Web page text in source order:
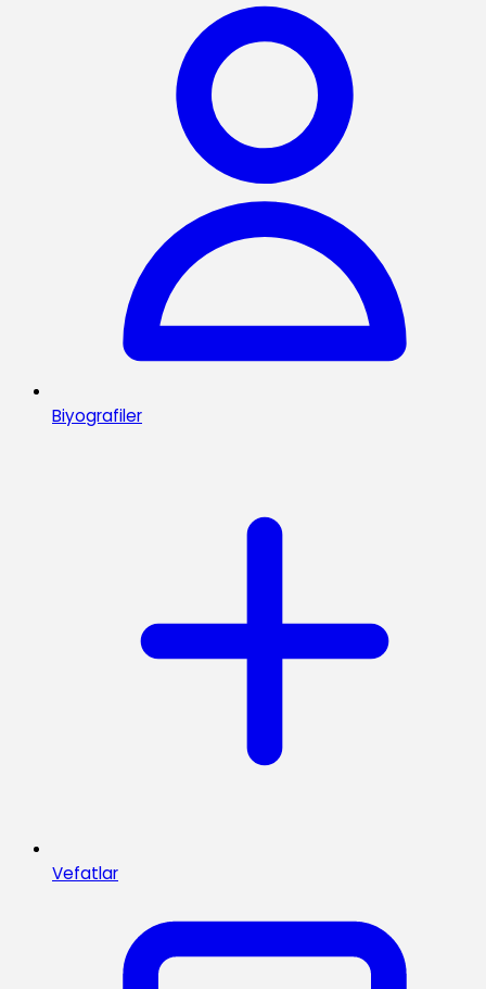
Biyografiler
Vefatlar